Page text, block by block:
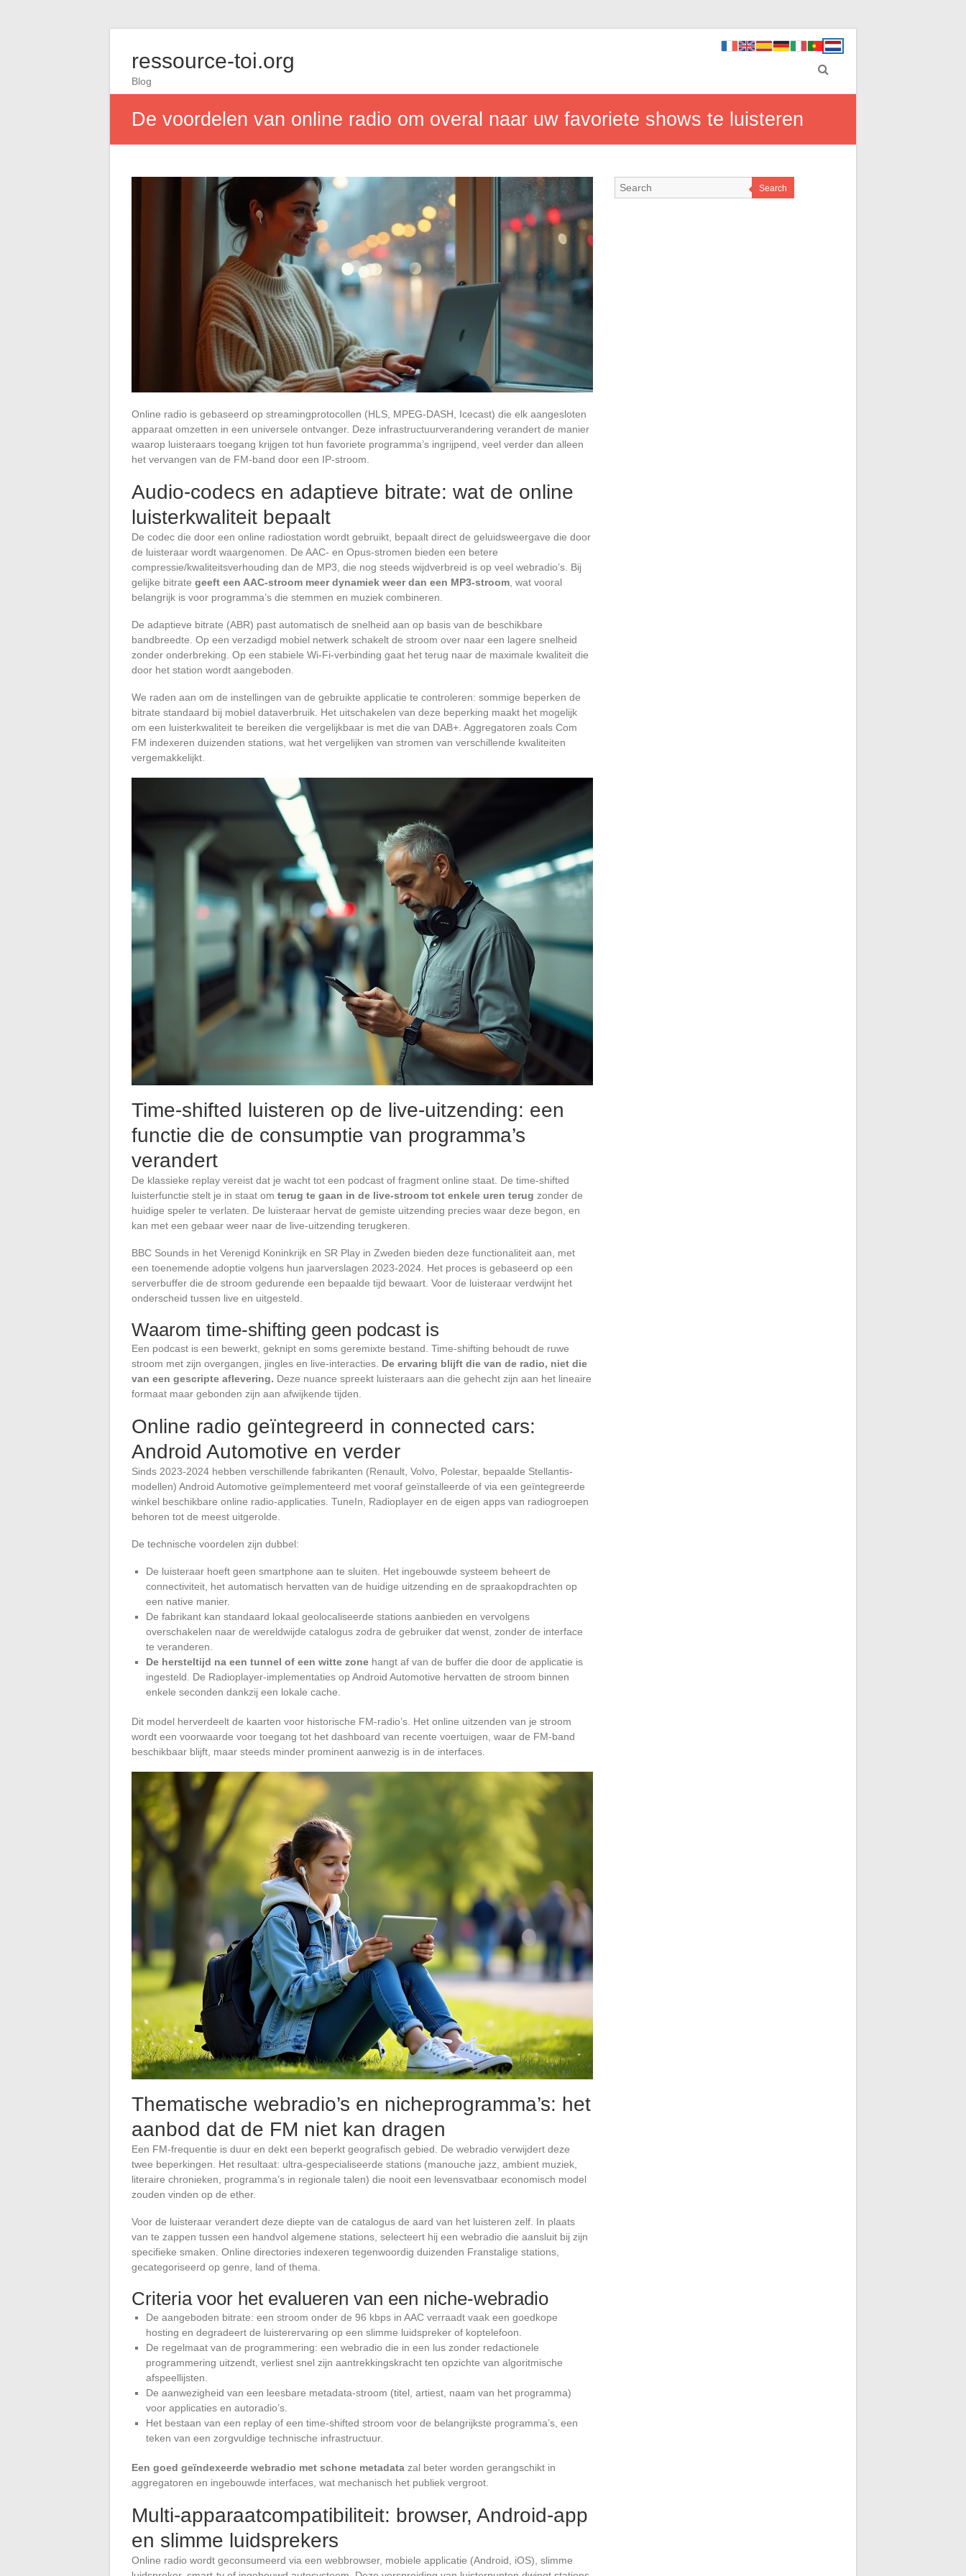
ressource-toi.org
Blog
De voordelen van online radio om overal naar uw favoriete shows te luisteren
Online radio is gebaseerd op streamingprotocollen (HLS, MPEG-DASH, Icecast) die elk aangesloten
apparaat omzetten in een universele ontvanger. Deze infrastructuurverandering verandert de manier
waarop luisteraars toegang krijgen tot hun favoriete programma’s ingrijpend, veel verder dan alleen
het vervangen van de FM-band door een IP-stroom.
Audio-codecs en adaptieve bitrate: wat de online
luisterkwaliteit bepaalt
De codec die door een online radiostation wordt gebruikt, bepaalt direct de geluidsweergave die door
de luisteraar wordt waargenomen. De AAC- en Opus-stromen bieden een betere
compressie/kwaliteitsverhouding dan de MP3, die nog steeds wijdverbreid is op veel webradio’s. Bij
gelijke bitrate geeft een AAC-stroom meer dynamiek weer dan een MP3-stroom , wat vooral
belangrijk is voor programma’s die stemmen en muziek combineren.
De adaptieve bitrate (ABR) past automatisch de snelheid aan op basis van de beschikbare
bandbreedte. Op een verzadigd mobiel netwerk schakelt de stroom over naar een lagere snelheid
zonder onderbreking. Op een stabiele Wi-Fi-verbinding gaat het terug naar de maximale kwaliteit die
door het station wordt aangeboden.
We raden aan om de instellingen van de gebruikte applicatie te controleren: sommige beperken de
bitrate standaard bij mobiel dataverbruik. Het uitschakelen van deze beperking maakt het mogelijk
om een luisterkwaliteit te bereiken die vergelijkbaar is met die van DAB+. Aggregatoren zoals Com
FM indexeren duizenden stations, wat het vergelijken van stromen van verschillende kwaliteiten
vergemakkelijkt.
Time-shifted luisteren op de live-uitzending: een
functie die de consumptie van programma’s
verandert
De klassieke replay vereist dat je wacht tot een podcast of fragment online staat. De time-shifted
luisterfunctie stelt je in staat om terug te gaan in de live-stroom tot enkele uren terug zonder de
huidige speler te verlaten. De luisteraar hervat de gemiste uitzending precies waar deze begon, en
kan met een gebaar weer naar de live-uitzending terugkeren.
BBC Sounds in het Verenigd Koninkrijk en SR Play in Zweden bieden deze functionaliteit aan, met
een toenemende adoptie volgens hun jaarverslagen 2023-2024. Het proces is gebaseerd op een
serverbuffer die de stroom gedurende een bepaalde tijd bewaart. Voor de luisteraar verdwijnt het
onderscheid tussen live en uitgesteld.
Waarom time-shifting geen podcast is
Een podcast is een bewerkt, geknipt en soms geremixte bestand. Time-shifting behoudt de ruwe
stroom met zijn overgangen, jingles en live-interacties. De ervaring blijft die van de radio, niet die
van een gescripte aflevering. Deze nuance spreekt luisteraars aan die gehecht zijn aan het lineaire
formaat maar gebonden zijn aan afwijkende tijden.
Online radio geïntegreerd in connected cars:
Android Automotive en verder
Sinds 2023-2024 hebben verschillende fabrikanten (Renault, Volvo, Polestar, bepaalde Stellantis-
modellen) Android Automotive geïmplementeerd met vooraf geïnstalleerde of via een geïntegreerde
winkel beschikbare online radio-applicaties. TuneIn, Radioplayer en de eigen apps van radiogroepen
behoren tot de meest uitgerolde.
De technische voordelen zijn dubbel:
De luisteraar hoeft geen smartphone aan te sluiten. Het ingebouwde systeem beheert de
connectiviteit, het automatisch hervatten van de huidige uitzending en de spraakopdrachten op
een native manier.
De fabrikant kan standaard lokaal geolocaliseerde stations aanbieden en vervolgens
overschakelen naar de wereldwijde catalogus zodra de gebruiker dat wenst, zonder de interface
te veranderen.
De hersteltijd na een tunnel of een witte zone hangt af van de buffer die door de applicatie is
ingesteld. De Radioplayer-implementaties op Android Automotive hervatten de stroom binnen
enkele seconden dankzij een lokale cache.
Dit model herverdeelt de kaarten voor historische FM-radio’s. Het online uitzenden van je stroom
wordt een voorwaarde voor toegang tot het dashboard van recente voertuigen, waar de FM-band
beschikbaar blijft, maar steeds minder prominent aanwezig is in de interfaces.
Thematische webradio’s en nicheprogramma’s: het
aanbod dat de FM niet kan dragen
Een FM-frequentie is duur en dekt een beperkt geografisch gebied. De webradio verwijdert deze
twee beperkingen. Het resultaat: ultra-gespecialiseerde stations (manouche jazz, ambient muziek,
literaire chronieken, programma’s in regionale talen) die nooit een levensvatbaar economisch model
zouden vinden op de ether.
Voor de luisteraar verandert deze diepte van de catalogus de aard van het luisteren zelf. In plaats
van te zappen tussen een handvol algemene stations, selecteert hij een webradio die aansluit bij zijn
specifieke smaken. Online directories indexeren tegenwoordig duizenden Franstalige stations,
gecategoriseerd op genre, land of thema.
Criteria voor het evalueren van een niche-webradio
De aangeboden bitrate: een stroom onder de 96 kbps in AAC verraadt vaak een goedkope
hosting en degradeert de luisterervaring op een slimme luidspreker of koptelefoon.
De regelmaat van de programmering: een webradio die in een lus zonder redactionele
programmering uitzendt, verliest snel zijn aantrekkingskracht ten opzichte van algoritmische
afspeellijsten.
De aanwezigheid van een leesbare metadata-stroom (titel, artiest, naam van het programma)
voor applicaties en autoradio’s.
Het bestaan van een replay of een time-shifted stroom voor de belangrijkste programma’s, een
teken van een zorgvuldige technische infrastructuur.
Een goed geïndexeerde webradio met schone metadata zal beter worden gerangschikt in
aggregatoren en ingebouwde interfaces, wat mechanisch het publiek vergroot.
Multi-apparaatcompatibiliteit: browser, Android-app
en slimme luidsprekers
Online radio wordt geconsumeerd via een webbrowser, mobiele applicatie (Android, iOS), slimme
Search